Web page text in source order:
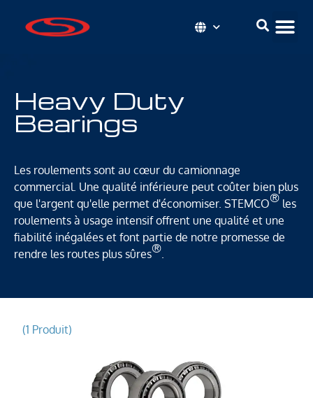
Heavy Duty
Bearings
Les roulements sont au cœur du camionnage
commercial. Une qualité inférieure peut coûter bien plus
que l'argent qu'elle permet d'économiser. STEMCO® les
roulements à usage intensif offrent une qualité et une
fiabilité inégalées et font partie de notre promesse de
rendre les routes plus sûres®.
(1 Produit)